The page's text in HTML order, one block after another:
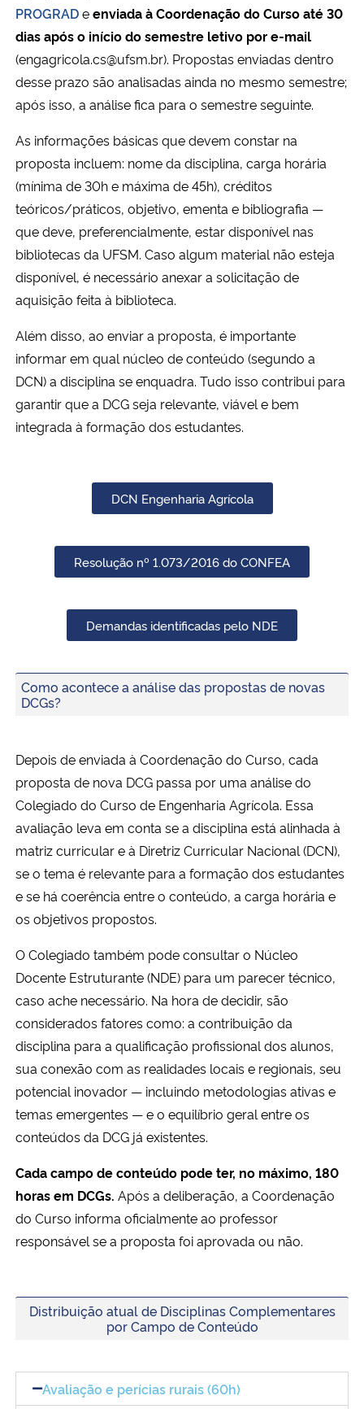
Secretaria de Governo
Gabinete de Segurança Institucional
Advocacia-Geral da União
Banco Central do Brasil
Planalto
PROGRADeenviada à Coordenação do Curso até 30
dias após o início do semestre letivo por e-mail
(engagricola.cs@ufsm.br). Propostas enviadas dentro
desse prazo são analisadas ainda no mesmo semestre;
após isso, a análise fica para o semestre seguinte.
As informações básicas que devem constar na
proposta incluem: nome da disciplina, carga horária
(mínima de 30h e máxima de 45h), créditos
teóricos/práticos, objetivo, ementa e bibliografia —
que deve, preferencialmente, estar disponível nas
bibliotecas da UFSM. Caso algum material não esteja
disponível, é necessário anexar a solicitação de
aquisição feita à biblioteca.
Além disso, ao enviar a proposta, é importante
informar em qual núcleo de conteúdo (segundo a
DCN) a disciplina se enquadra. Tudo isso contribui para
garantir que a DCG seja relevante, viável e bem
integrada à formação dos estudantes.
DCN Engenharia Agrícola
Resolução nº 1.073/2016 do CONFEA
Demandas identificadas pelo NDE
Como acontece a análise das propostas de novas
DCGs?
Depois de enviada à Coordenação do Curso, cada
proposta de nova DCG passa por uma análise do
Colegiado do Curso de Engenharia Agrícola. Essa
avaliação leva em conta se a disciplina está alinhada à
matriz curricular e à Diretriz Curricular Nacional (DCN),
se o tema é relevante para a formação dos estudantes
e se há coerência entre o conteúdo, a carga horária e
os objetivos propostos.
O Colegiado também pode consultar o Núcleo
Docente Estruturante (NDE) para um parecer técnico,
caso ache necessário. Na hora de decidir, são
considerados fatores como: a contribuição da
disciplina para a qualificação profissional dos alunos,
sua conexão com as realidades locais e regionais, seu
potencial inovador — incluindo metodologias ativas e
temas emergentes — e o equilíbrio geral entre os
conteúdos da DCG já existentes.
Cada campo de conteúdo pode ter, no máximo, 180
horas em DCGs. Após a deliberação, a Coordenação
do Curso informa oficialmente ao professor
responsável se a proposta foi aprovada ou não.
Distribuição atual de Disciplinas Complementares
por Campo de Conteúdo
Avaliação e perícias rurais (60h)